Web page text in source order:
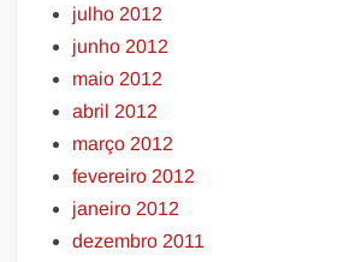
julho 2012
junho 2012
maio 2012
abril 2012
março 2012
fevereiro 2012
janeiro 2012
dezembro 2011